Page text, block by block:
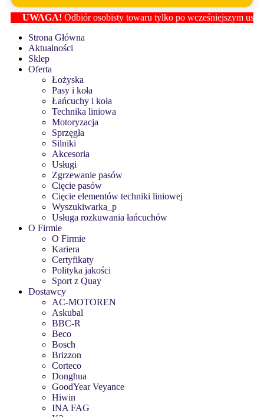
Odbiór osobisty towaru tylko po wcześniejszym ustaleniu
Strona Główna
Aktualności
Sklep
Oferta
Łożyska
Pasy i koła
Łańcuchy i koła
Technika liniowa
Motoryzacja
Sprzęgła
Silniki
Akcesoria
Usługi
Zgrzewanie pasów
Cięcie pasów
Cięcie elementów techniki liniowej
Wyszukiwarka_p
Usługa rozkuwania łańcuchów
O Firmie
O Firmie
Kariera
Certyfikaty
Polityka jakości
Sport z Quay
Dostawcy
AC-MOTOREN
Askubal
BBC-R
Beco
Bosch
Brizzon
Corteco
Donghua
GoodYear Veyance
Hiwin
INA FAG